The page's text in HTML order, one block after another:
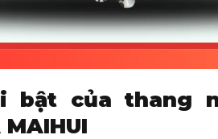
bật của thang
MAIHUI